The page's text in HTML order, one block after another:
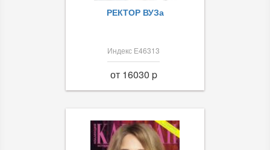
РЕКТОР ВУЗа
Индекс Е46313
от 16030 p